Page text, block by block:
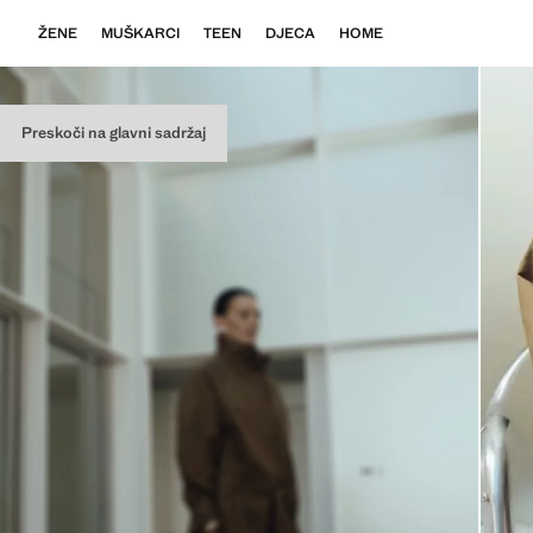
Preskoči na glavni sadržaj
ŽENE MUŠKARCI TEEN DJECA HOME